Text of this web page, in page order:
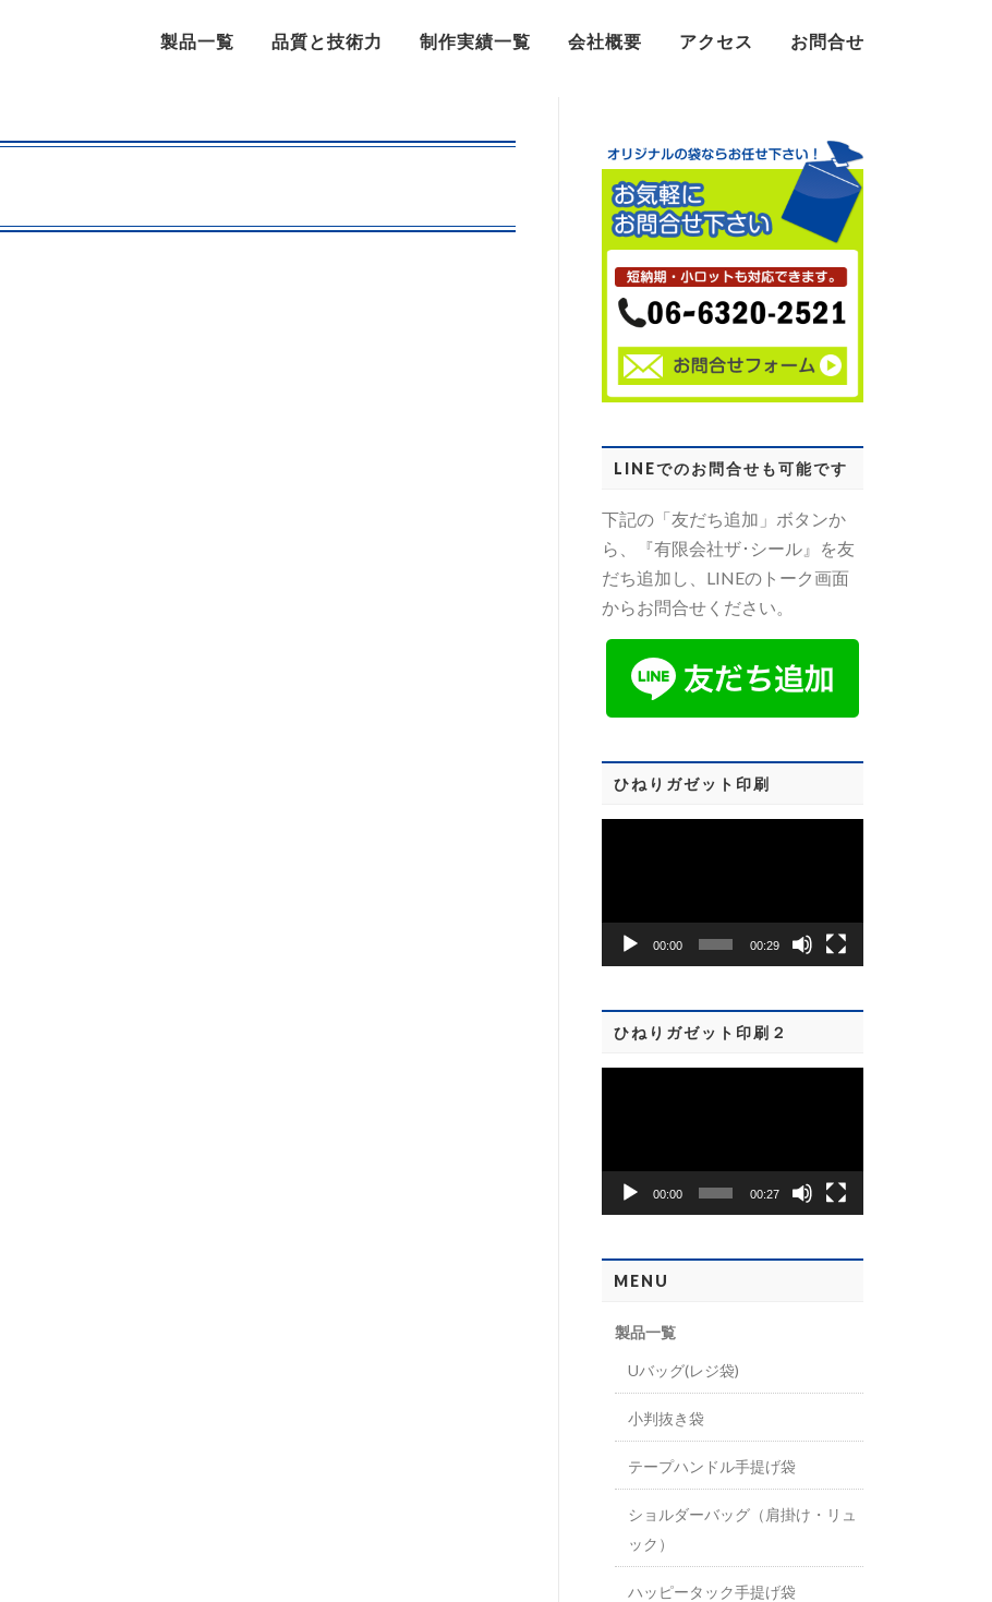
製品一覧 品質と技術力 制作実績一覧 会社概要 アクセス お問合せ
LINEでのお問合せも可能です
下記の「友だち追加」ボタンか
ら、『有限会社ザ･シール』を友
だち追加し、LINEのトーク画面
からお問合せください。
ひねりガゼット印刷
レ
ー
00:00 00:29
ひねりガゼット印刷２
レ
ー
00:00 00:27
MENU
製品一覧
Uバッグ(レジ袋)
小判抜き袋
テープハンドル手提げ袋
ショルダーバッグ（肩掛け・リュ
ック）
ハッピータック手提げ袋